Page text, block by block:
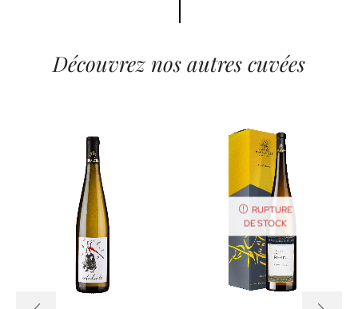
Découvrez nos autres cuvées
RUPTURE
DE STOCK